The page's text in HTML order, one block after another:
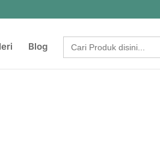
Blog
Search
for: